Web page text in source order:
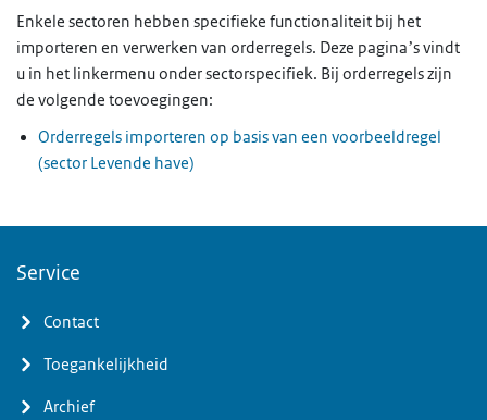
Enkele sectoren hebben specifieke functionaliteit bij het
importeren en verwerken van orderregels. Deze pagina’s vindt
u in het linkermenu onder sectorspecifiek. Bij orderregels zijn
de volgende toevoegingen:
Orderregels importeren op basis van een voorbeeldregel
(sector Levende have)
Service
Contact
Toegankelijkheid
Archief